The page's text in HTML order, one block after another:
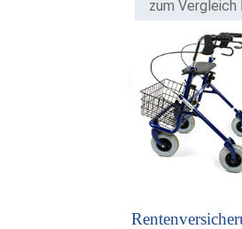
zum Vergleich